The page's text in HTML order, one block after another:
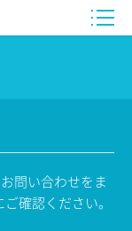
問い合わせをま
確認ください。